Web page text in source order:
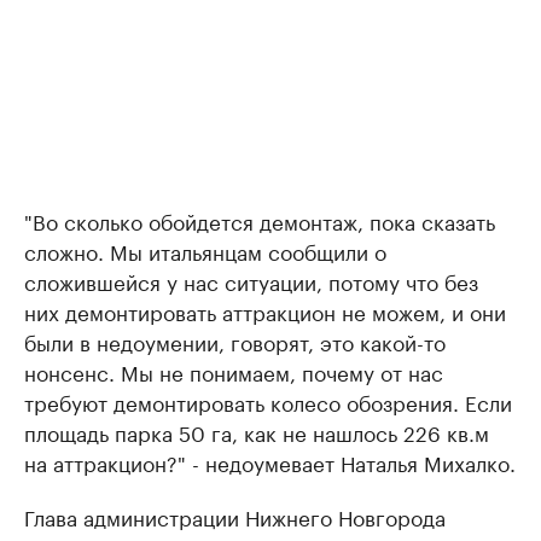
"Во сколько обойдется демонтаж, пока сказать
сложно. Мы итальянцам сообщили о
сложившейся у нас ситуации, потому что без
них демонтировать аттракцион не можем, и они
были в недоумении, говорят, это какой-то
нонсенс. Мы не понимаем, почему от нас
требуют демонтировать колесо обозрения. Если
площадь парка 50 га, как не нашлось 226 кв.м
на аттракцион?" - недоумевает Наталья Михалко.
Глава администрации Нижнего Новгорода